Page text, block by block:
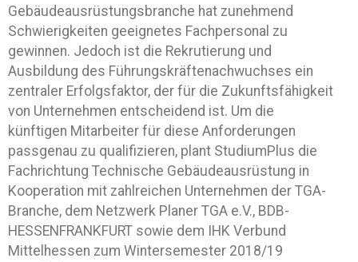
Gebäudeausrüstungsbranche hat zunehmend
Schwierigkeiten geeignetes Fachpersonal zu
gewinnen. Jedoch ist die Rekrutierung und
Ausbildung des Führungskräftenachwuchses ein
zentraler Erfolgsfaktor, der für die Zukunftsfähigkeit
von Unternehmen entscheidend ist. Um die
künftigen Mitarbeiter für diese Anforderungen
passgenau zu qualifizieren, plant StudiumPlus die
Fachrichtung Technische Gebäudeausrüstung in
Kooperation mit zahlreichen Unternehmen der TGA-
Branche, dem Netzwerk Planer TGA e.V., BDB-
HESSENFRANKFURT sowie dem IHK Verbund
Mittelhessen zum Wintersemester 2018/19